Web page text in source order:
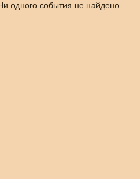
одного события не найдено